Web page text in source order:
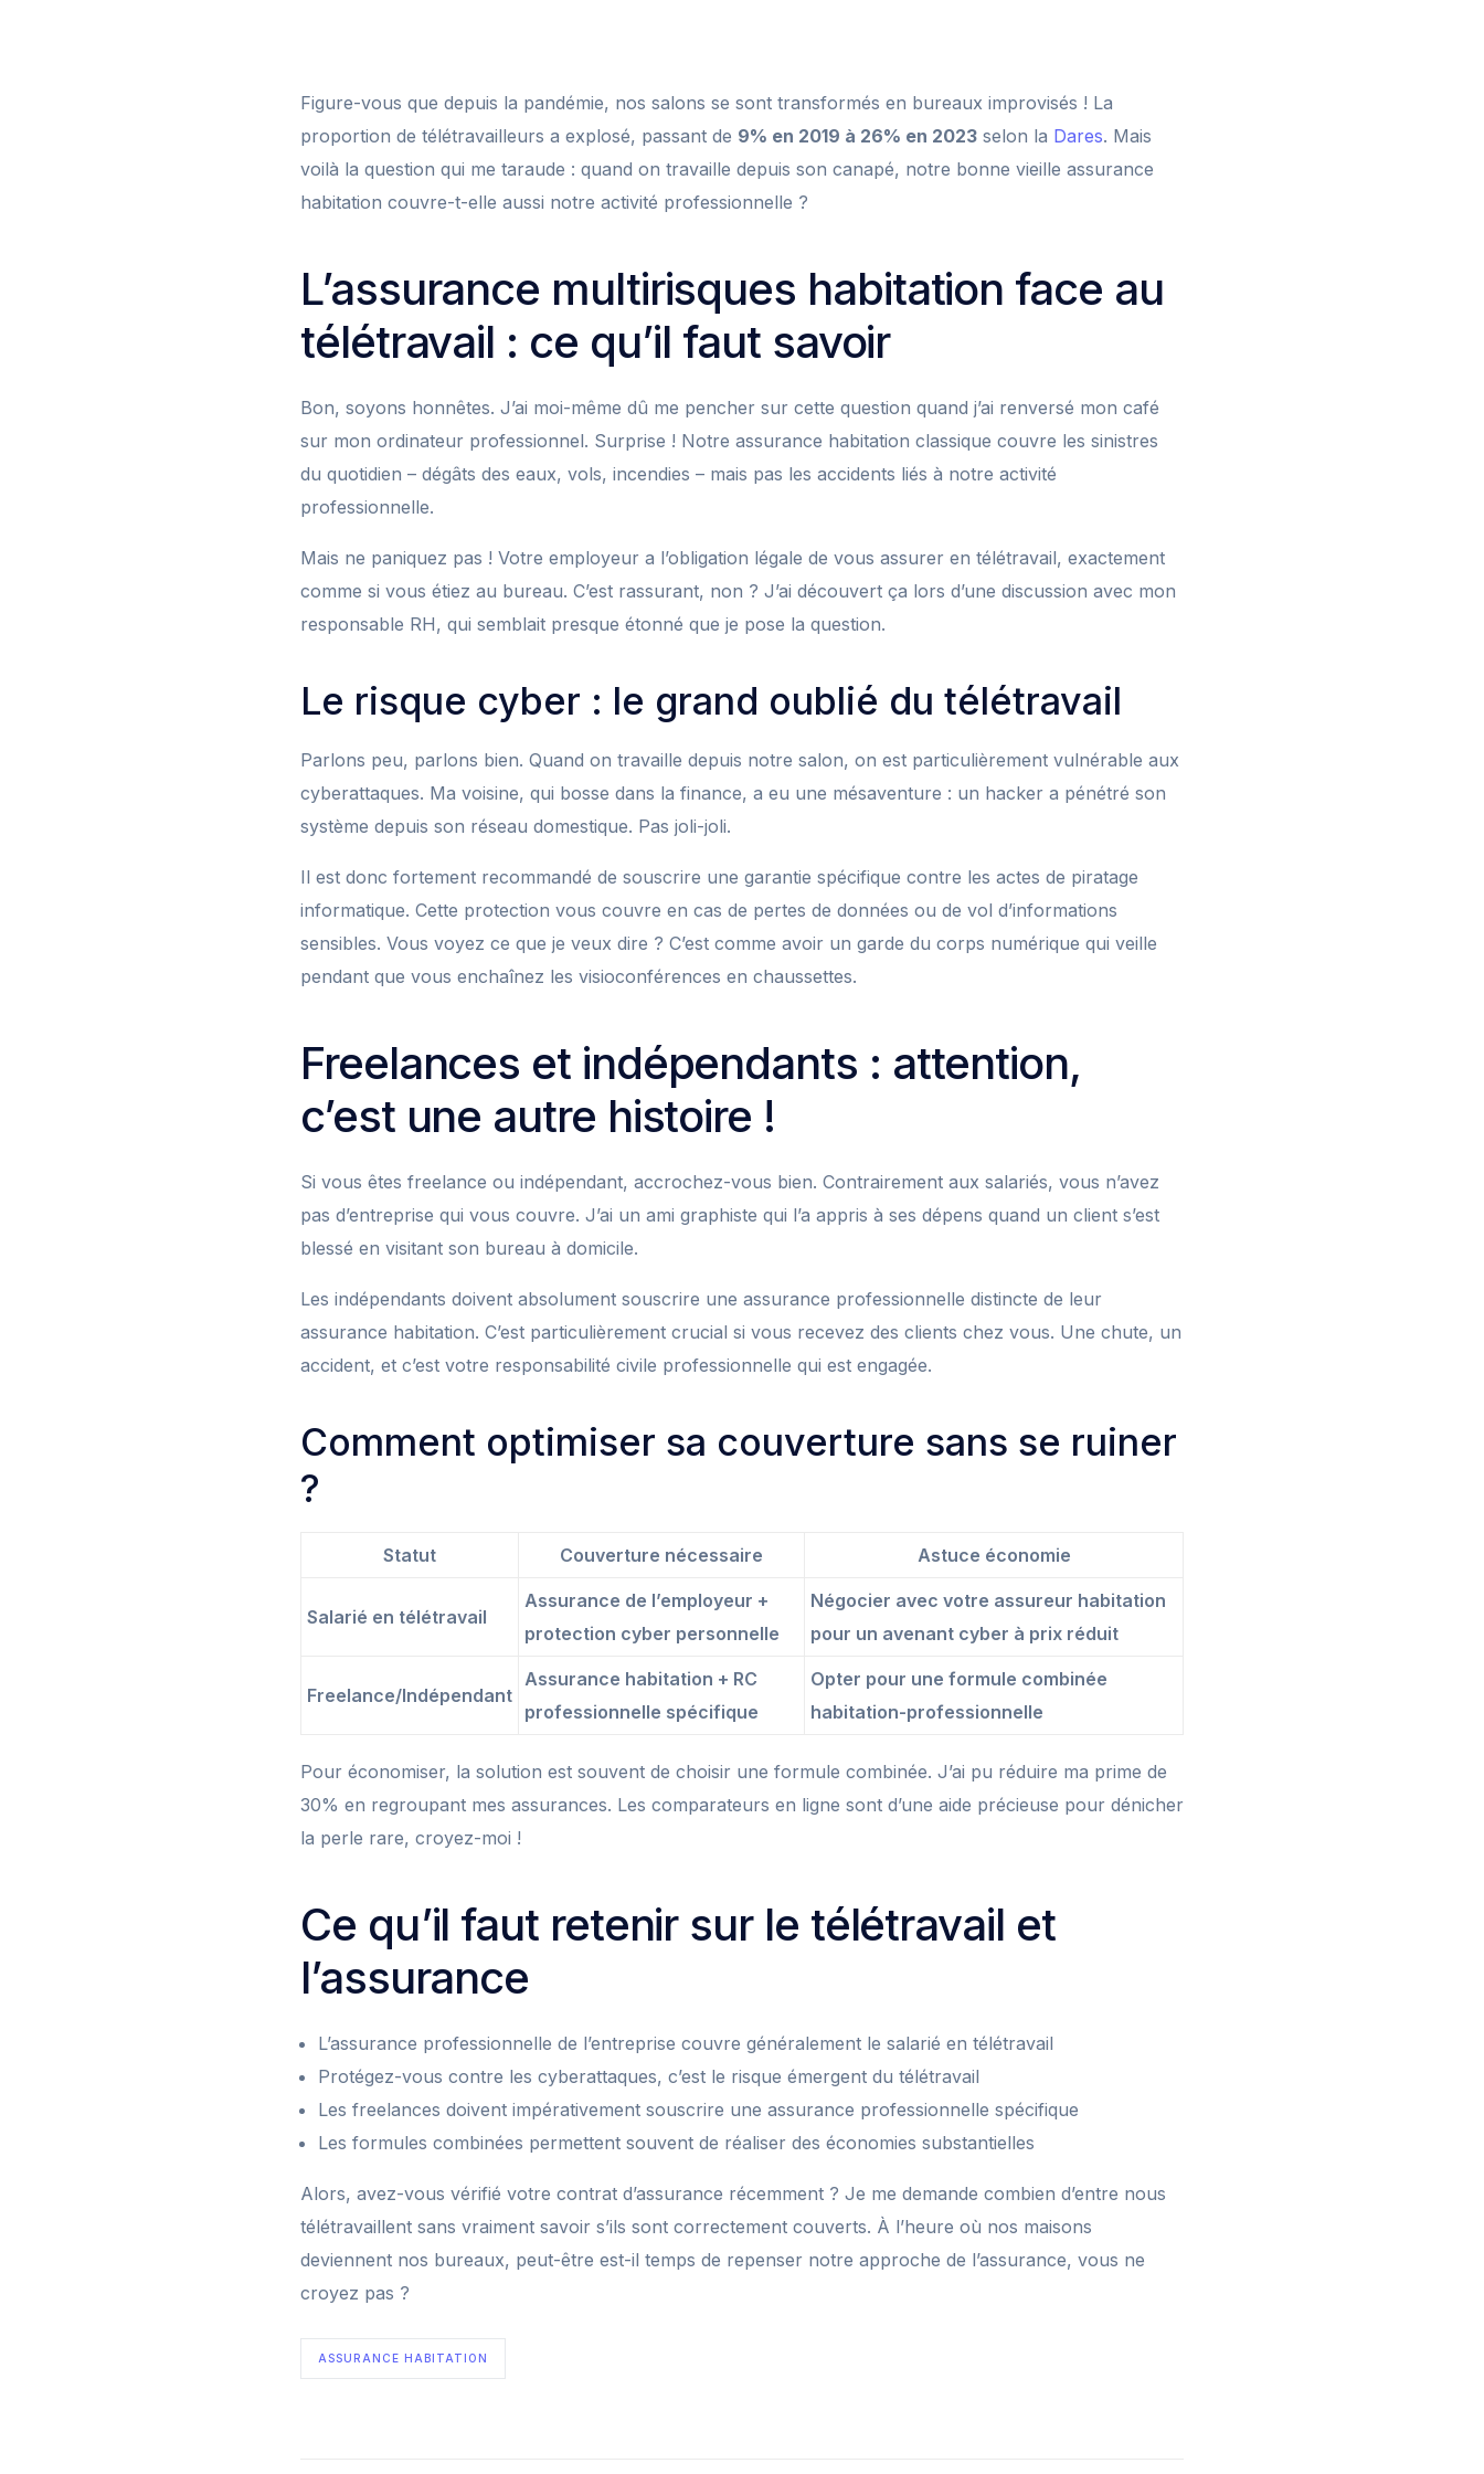
Figure-vous que depuis la pandémie, nos salons se sont transformés en bureaux improvisés ! La
proportion de télétravailleurs a explosé, passant de 9% en 2019 à 26% en 2023 selon la Dares. Mais
voilà la question qui me taraude : quand on travaille depuis son canapé, notre bonne vieille assurance
habitation couvre-t-elle aussi notre activité professionnelle ?
L’assurance multirisques habitation face au
télétravail : ce qu’il faut savoir
Bon, soyons honnêtes. J’ai moi-même dû me pencher sur cette question quand j’ai renversé mon café
sur mon ordinateur professionnel. Surprise ! Notre assurance habitation classique couvre les sinistres
du quotidien – dégâts des eaux, vols, incendies – mais pas les accidents liés à notre activité
professionnelle.
Mais ne paniquez pas ! Votre employeur a l’obligation légale de vous assurer en télétravail, exactement
comme si vous étiez au bureau. C’est rassurant, non ? J’ai découvert ça lors d’une discussion avec mon
responsable RH, qui semblait presque étonné que je pose la question.
Le risque cyber : le grand oublié du télétravail
Parlons peu, parlons bien. Quand on travaille depuis notre salon, on est particulièrement vulnérable aux
cyberattaques. Ma voisine, qui bosse dans la finance, a eu une mésaventure : un hacker a pénétré son
système depuis son réseau domestique. Pas joli-joli.
Il est donc fortement recommandé de souscrire une garantie spécifique contre les actes de piratage
informatique. Cette protection vous couvre en cas de pertes de données ou de vol d’informations
sensibles. Vous voyez ce que je veux dire ? C’est comme avoir un garde du corps numérique qui veille
pendant que vous enchaînez les visioconférences en chaussettes.
Freelances et indépendants : attention,
c’est une autre histoire !
Si vous êtes freelance ou indépendant, accrochez-vous bien. Contrairement aux salariés, vous n’avez
pas d’entreprise qui vous couvre. J’ai un ami graphiste qui l’a appris à ses dépens quand un client s’est
blessé en visitant son bureau à domicile.
Les indépendants doivent absolument souscrire une assurance professionnelle distincte de leur
assurance habitation. C’est particulièrement crucial si vous recevez des clients chez vous. Une chute, un
accident, et c’est votre responsabilité civile professionnelle qui est engagée.
Comment optimiser sa couverture sans se ruiner
?
Statut Couverture nécessaire Astuce économie
Salarié en télétravail
Assurance de l’employeur +
protection cyber personnelle
Négocier avec votre assureur habitation
pour un avenant cyber à prix réduit
Freelance/Indépendant
Assurance habitation + RC
professionnelle spécifique
Opter pour une formule combinée
habitation-professionnelle
Pour économiser, la solution est souvent de choisir une formule combinée. J’ai pu réduire ma prime de
30% en regroupant mes assurances. Les comparateurs en ligne sont d’une aide précieuse pour dénicher
la perle rare, croyez-moi !
Ce qu’il faut retenir sur le télétravail et
l’assurance
L’assurance professionnelle de l’entreprise couvre généralement le salarié en télétravail
Protégez-vous contre les cyberattaques, c’est le risque émergent du télétravail
Les freelances doivent impérativement souscrire une assurance professionnelle spécifique
Les formules combinées permettent souvent de réaliser des économies substantielles
Alors, avez-vous vérifié votre contrat d’assurance récemment ? Je me demande combien d’entre nous
télétravaillent sans vraiment savoir s’ils sont correctement couverts. À l’heure où nos maisons
deviennent nos bureaux, peut-être est-il temps de repenser notre approche de l’assurance, vous ne
croyez pas ?
ASSURANCE HABITATION